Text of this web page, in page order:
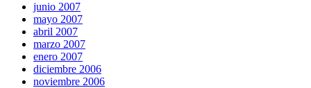
junio 2007
mayo 2007
abril 2007
marzo 2007
enero 2007
diciembre 2006
noviembre 2006